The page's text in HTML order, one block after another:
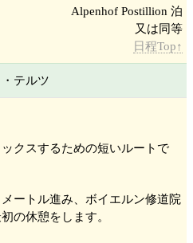
Alpenhof Postillion 泊
又は同等
日程Top↑
テルツ
クスするための短いルートで
ートル進み、ボイエルン修道院
の休憩をします。